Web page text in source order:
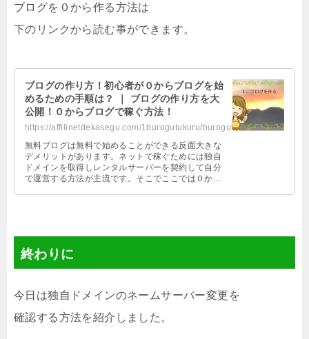
ブログを０から作る方法は
下のリンクから読む事ができます。
ブログの作り方！初心者が０からブログを始
めるための手順は？ ｜ ブログの作り方を大
公開！０からブログで稼ぐ方法！
https://affilinetdekasegu.com/1burogutukuru/burogutukurikata.html
無料ブログは無料で始めることができる反面大きな
デメリットがあります。ネットで稼ぐためには独自
ドメインを取得しレンタルサーバーを契約して自分
で運営する方法が主流です。そこでここでは０から
終わりに
今日は独自ドメインのネームサーバー変更を
確認する方法を紹介しました。